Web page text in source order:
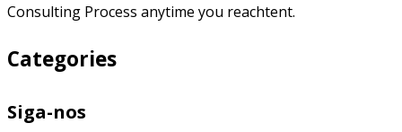
Consulting Process anytime you reachtent.
Categories
Siga-nos